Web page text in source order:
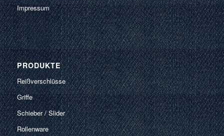
Impressum
PRODUKTE
Reißverschlüsse
Griffe
Schieber / Slider
Rollenware